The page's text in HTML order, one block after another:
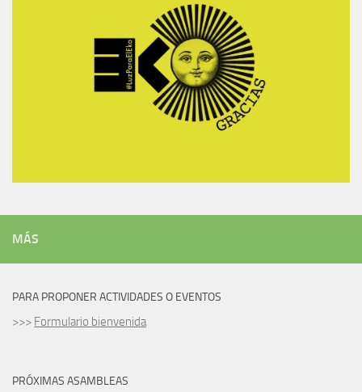
MÁS
PARA PROPONER ACTIVIDADES O EVENTOS
>>> Formulario bienvenida
PRÓXIMAS ASAMBLEAS